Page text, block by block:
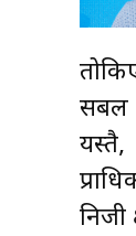
सबल
यस्तै,
निजी